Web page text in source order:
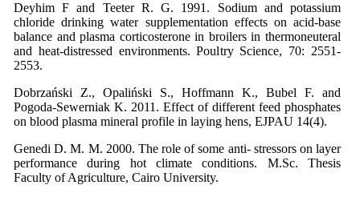
Deyhim F and Teeter R. G. 1991. Sodium and potassium
chloride drinking water supplementation effects on acid-base
balance and plasma corticosterone in broilers in thermoneuteral
and heat-distressed environments. Poultry Science, 70: 2551-
2553.
Dobrzański Z., Opaliński S., Hoffmann K., Bubel F. and
Pogoda-Sewerniak K. 2011. Effect of different feed phosphates
on blood plasma mineral profile in laying hens, EJPAU 14(4).
Genedi D. M. M. 2000. The role of some anti- stressors on layer
performance during hot climate conditions. M.Sc. Thesis
Faculty of Agriculture, Cairo University.